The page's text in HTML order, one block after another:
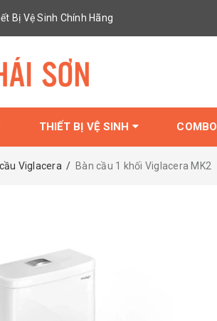
Bị Vệ Sinh Chính Hãng
THIẾT BỊ VỆ SINH COMBO
Viglacera / Bàn cầu 1 khối Viglacera MK2